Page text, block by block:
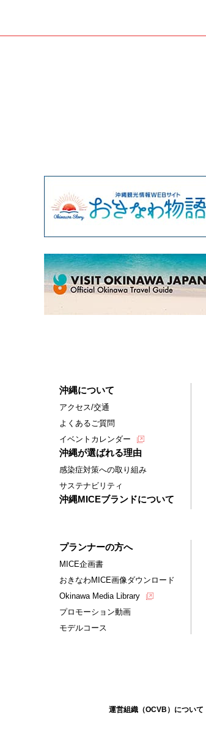
沖縄について
アクセス/交通
よくあるご質問
イベントカレンダー
沖縄が選ばれる理由
感染症対策への取り組み
サステナビリティ
沖縄MICEブランドについて
プランナーの方へ
MICE企画書
おきなわMICE画像ダウンロード
Okinawa Media Library
プロモーション動画
モデルコース
運営組織（OCVB）について